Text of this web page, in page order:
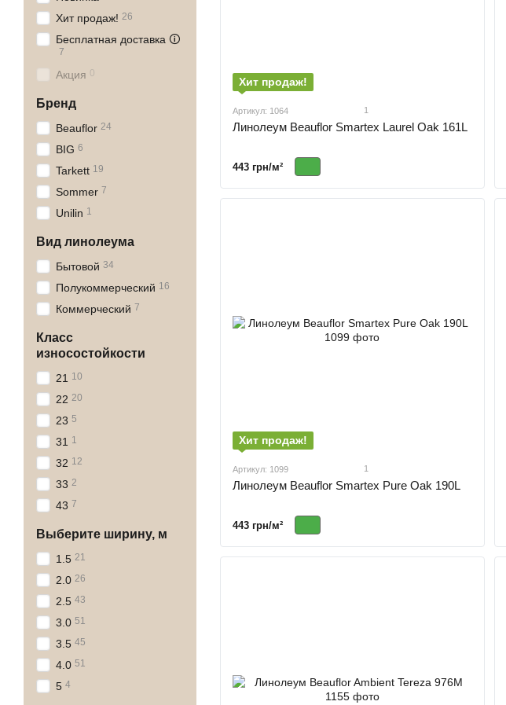
Хит продаж!
Артикул: 1064 1
Линолеум Beauflor Smartex Laurel Oak 161L
443 грн/м²
Хит продаж!
Артикул: 1099 1
Линолеум Beauflor Smartex Pure Oak 190L
443 грн/м²
Хит продаж! 26
Бесплатная доставка 🛈
7
Акция 0
Бренд
Beauflor 24
BIG 6
Tarkett 19
Sommer 7
Unilin 1
Вид линолеума
Бытовой 34
Полукоммерческий 16
Коммерческий 7
Класс
износостойкости
21 10
22 20
23 5
31 1
32 12
33 2
43 7
Выберите ширину, м
1.5 21
2.0 26
2.5 43
3.0 51
3.5 45
4.0 51
5 4